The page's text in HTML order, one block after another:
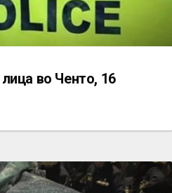
во Ченто, 16